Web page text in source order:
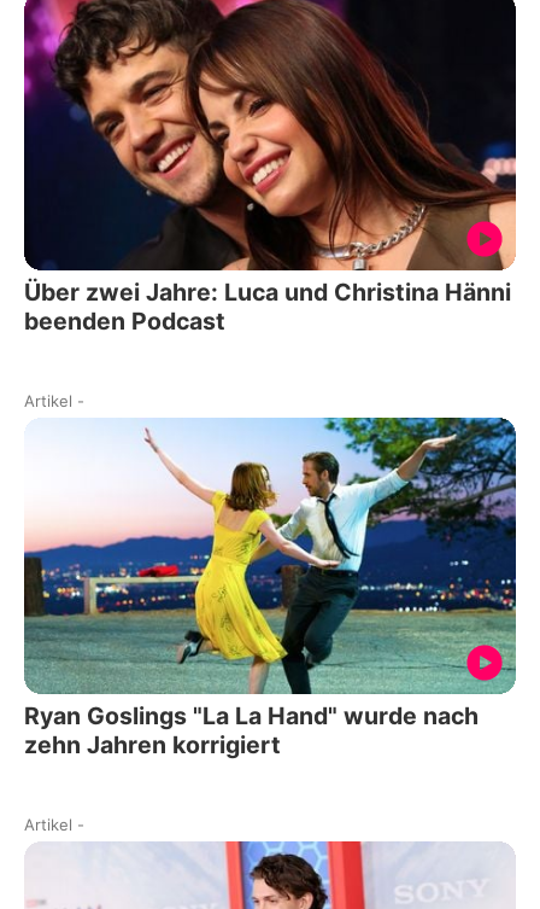
Über zwei Jahre: Luca und Christina Hänni
beenden Podcast
Artikel -
Ryan Goslings "La La Hand" wurde nach
zehn Jahren korrigiert
Artikel -